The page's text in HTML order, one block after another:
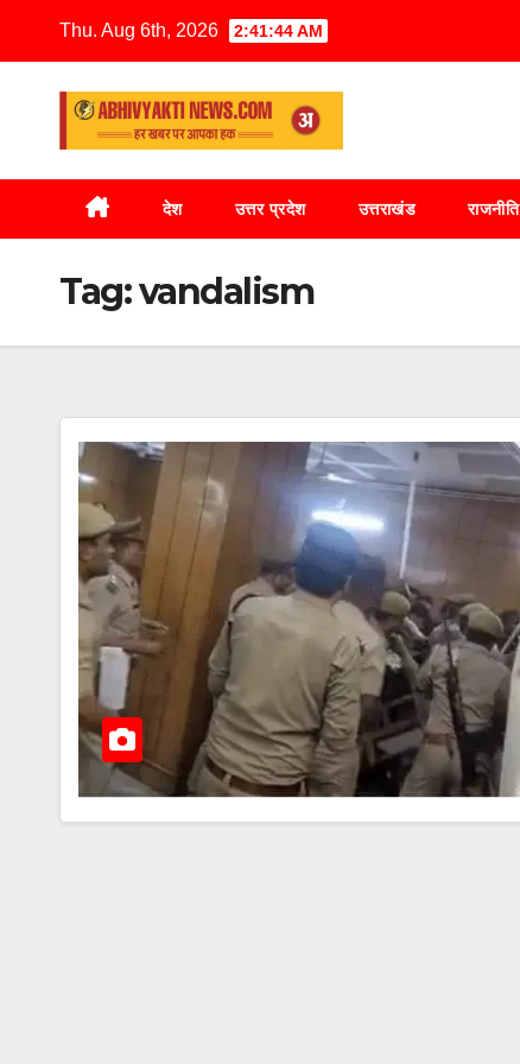
Thu. Aug 6th, 2026 2:41:44 AM
देश उत्तर प्रदेश उत्तराखंड राजनीति
Tag:vandalism